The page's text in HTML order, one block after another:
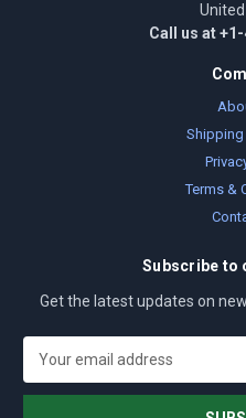
Call us at
Shipping
Terms &
Subscribe to
Get the latest updates on
a